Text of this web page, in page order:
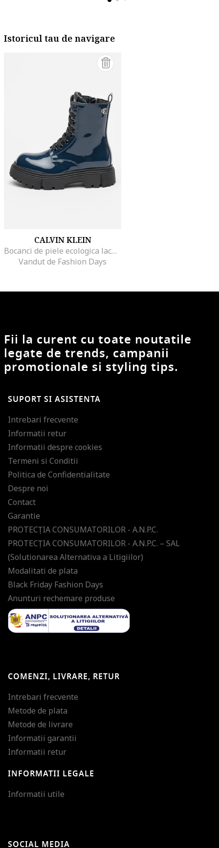
Istoricul tau de navigare
CALVIN KLEIN
Bocanci de piele ecologica lacuita, Negru/Bleumarin
Vandut de Fashion Days
Fii la curent cu toate noutatile
legate de trends, campanii
promotionale si styling tips.
SUPORT SI ASISTENTA
Intrebari frecvente
Informatii retur
Informatii despre cookies
Termeni si Conditii
Politica de Confidentialitate
Despre noi
Contact
Garantie
PROTECŢIA CONSUMATORILOR - A.N.P.C.
PROTECŢIA CONSUMATORILOR - A.N.P.C. – SAL
(Solutionarea Alternativa a Litigiilor)
Modalitati de plata
Black Friday Fashion Days
Anunturi rechemare produse
COMENZI, LIVRARE, RETUR
Intrebari frecvente
Metode de plata
Metode de livrare
Informatii garantii
Informatii retur
INFORMATII LEGALE
Informatii utile
SOCIAL MEDIA